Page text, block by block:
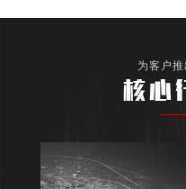
为客户
核心